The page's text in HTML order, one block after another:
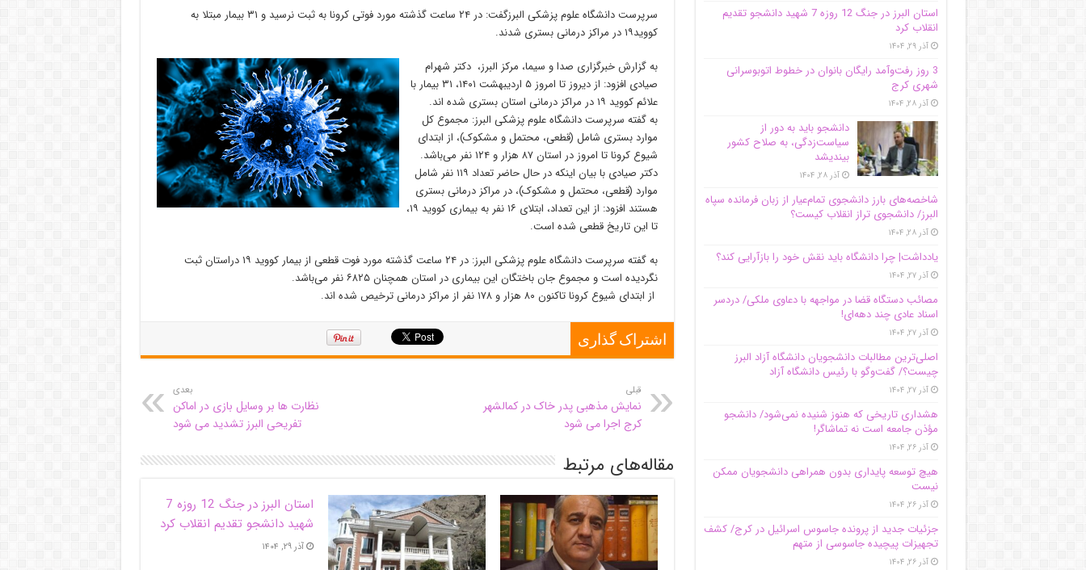
سرپرست دانشگاه علوم پزشکی البرزگفت: در ۲۴ ساعت گذشته مورد فوتی کرونا به ثبت نرسید و ۳۱ بیمار مبتلا به
کووید۱۹ در مراکز درمانی بستری شدند.
به گزارش خبرگزاری صدا و سیما، مرکز البرز، دکتر شهرام
صیادی افزود: از دیروز تا امروز ۵ اردیبهشت ۱۴۰۱، ۳۱ بیمار با
علائم کووید ۱۹ در مراکز درمانی استان بستری شده اند.
به گفته سرپرست دانشگاه علوم پزشکی البرز: مجموع کل
موارد بستری شامل (قطعی، محتمل و مشکوک)، از ابتدای
شیوع کرونا تا امروز در استان ۸۷ هزار و ۱۲۴ نفر می‌باشد.
دکتر صیادی با بیان اینکه در حال حاضر تعداد ۱۱۹ نفر شامل
موارد (قطعی، محتمل و مشکوک)، در مراکز درمانی بستری
هستند افزود: از این تعداد، ابتلای ۱۶ نفر به بیماری کووید ۱۹،
تا این تاریخ قطعی شده است.
به گفته سرپرست دانشگاه علوم پزشکی البرز: در ۲۴ ساعت گذشته مورد فوت قطعی از بیمار کووید ۱۹ دراستان ثبت
نگردیده است و مجموع جان باختگان این بیماری در استان همچنان ۶۸۲۵ نفر می‌باشد.
از ابتدای شیوع کرونا تاکنون ۸۰ هزار و ۱۷۸ نفر از مراکز درمانی ترخیص شده اند.
اشتراک گذاری
قبلی
نمایش مذهبی پدر خاک در کمالشهر
کرج اجرا می شود
بعدی
نظارت ها بر وسایل بازی در اماکن
تفریحی البرز تشدید می شود
مقاله‌های مرتبط
استان البرز در جنگ 12 روزه 7
شهید دانشجو تقدیم انقلاب کرد
آذر ۲۹, ۱۴۰۴
استان البرز در جنگ 12 روزه 7 شهید دانشجو تقدیم
انقلاب کرد
آذر ۲۹, ۱۴۰۴
3 روز رفت‌وآمد رایگان بانوان در خطوط اتوبوسرانی
شهری کرج
آذر ۲۸, ۱۴۰۴
دانشجو باید به دور از
سیاست‌زدگی، به صلاح کشور
بیندیشد
آذر ۲۸, ۱۴۰۴
شاخصه‌های بارز دانشجوی تمام‌عیار از زبان فرمانده سپاه
البرز/ دانشجوی تراز انقلاب کیست؟
آذر ۲۸, ۱۴۰۴
یادداشت| چرا دانشگاه باید نقش خود را بازآرایی کند؟
آذر ۲۷, ۱۴۰۴
مصائب دستگاه قضا در مواجهه با دعاوی ملکی/ دردسر
اسناد عادی چند‌ دهه‌ای!
آذر ۲۷, ۱۴۰۴
اصلی‌ترین مطالبات دانشجویان دانشگاه آزاد البرز
چیست؟/ گفت‌وگو با رئیس دانشگاه آز‌اد
آذر ۲۷, ۱۴۰۴
هشداری تاریخی که هنوز شنیده نمی‌شود/ دانشجو
مؤذن جامعه است نه تماشاگر!
آذر ۲۶, ۱۴۰۴
هیچ توسعه پایداری بدون همراهی دانشجویان ممکن
نیست
آذر ۲۶, ۱۴۰۴
جزئیات جدید از پرونده جاسوس اسرائیل در کرج/‌ کشف
تجهیزات پیچیده جاسوسی از متهم
آذر ۲۶, ۱۴۰۴